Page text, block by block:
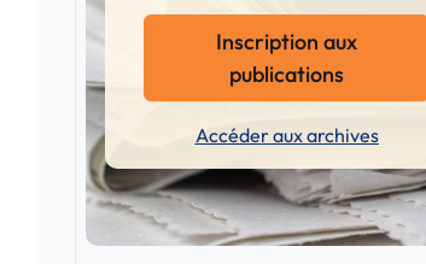
Inscription aux
publications
Accéder aux archives